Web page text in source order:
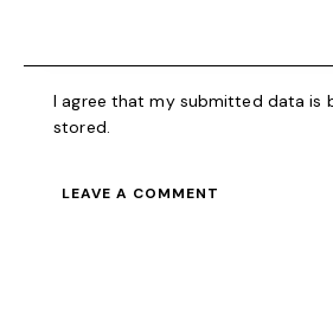
I agree that my submitted data is
stored.